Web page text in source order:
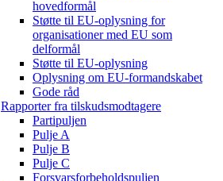
hovedformål
Støtte til EU-oplysning for
organisationer med EU som
delformål
Støtte til EU-oplysning
Oplysning om EU-formandskabet
Gode råd
Rapporter fra tilskudsmodtagere
Partipuljen
Pulje A
Pulje B
Pulje C
Forsvarsforbeholdspuljen